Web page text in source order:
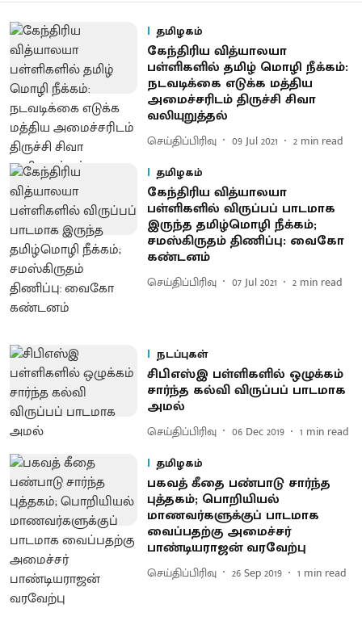
தமிழகம்
கேந்திரிய வித்யாலயா
பள்ளிகளில் தமிழ் மொழி நீக்கம்:
நடவடிக்கை எடுக்க மத்திய
அமைச்சரிடம் திருச்சி சிவா
வலியுறுத்தல்
செய்திப்பிரிவு 09 Jul 2021 2 min read
தமிழகம்
கேந்திரிய வித்யாலயா
பள்ளிகளில் விருப்பப் பாடமாக
இருந்த தமிழ்மொழி நீக்கம்;
சமஸ்கிருதம் திணிப்பு: வைகோ
கண்டனம்
செய்திப்பிரிவு 07 Jul 2021 2 min read
நடப்புகள்
சிபிஎஸ்இ பள்ளிகளில் ஒழுக்கம்
சார்ந்த கல்வி விருப்பப் பாடமாக
அமல்
செய்திப்பிரிவு 06 Dec 2019 1 min read
தமிழகம்
பகவத் கீதை பண்பாடு சார்ந்த
புத்தகம்; பொறியியல்
மாணவர்களுக்குப் பாடமாக
வைப்பதற்கு அமைச்சர்
பாண்டியராஜன் வரவேற்பு
செய்திப்பிரிவு 26 Sep 2019 1 min read